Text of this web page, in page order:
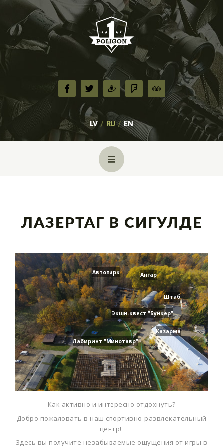
LV RU EN
АРСЕНАЛ
ЦЕНЫ
РЕЗЕРВАЦИЯ
ПРОВЕДЕНИЕ МЕРОПРИЯТИЙ
ПРОФЕССИОНАЛАМ
ЛАЗЕРТАГ
ПРАВИЛА ИГРЫ
СЦЕНАРИИ
ЛАЗЕРТАГ В СИГУЛДЕ
Автопарк
Казарма
Штаб
Ангар
Лабиринт "Минотавр"
Экшн-квест "Бункер"
Как активно и интересно отдохнуть?
Добро пожаловать в наш спортивно-развлекательный
центр!
​Здесь вы получите незабываемые ощущения от игры в